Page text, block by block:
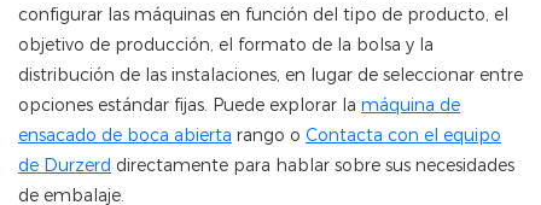
configurar las máquinas en función del tipo de producto, el
objetivo de producción, el formato de la bolsa y la
distribución de las instalaciones, en lugar de seleccionar entre
opciones estándar fijas. Puede explorar la máquina de
ensacado de boca abierta rango o Contacta con el equipo
de Durzerd directamente para hablar sobre sus necesidades
de embalaje.